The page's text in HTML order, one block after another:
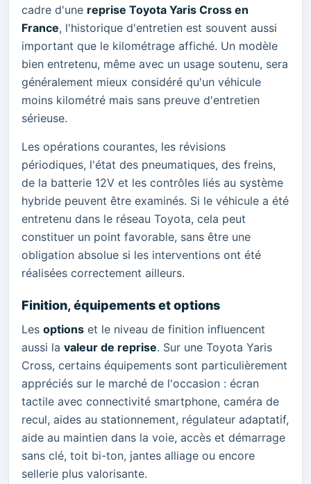
cadre d'une reprise Toyota Yaris Cross en
France, l'historique d'entretien est souvent aussi
important que le kilométrage affiché. Un modèle
bien entretenu, même avec un usage soutenu, sera
généralement mieux considéré qu'un véhicule
moins kilométré mais sans preuve d'entretien
sérieuse.
Les opérations courantes, les révisions
périodiques, l'état des pneumatiques, des freins,
de la batterie 12V et les contrôles liés au système
hybride peuvent être examinés. Si le véhicule a été
entretenu dans le réseau Toyota, cela peut
constituer un point favorable, sans être une
obligation absolue si les interventions ont été
réalisées correctement ailleurs.
Finition, équipements et options
Les options et le niveau de finition influencent
aussi la valeur de reprise. Sur une Toyota Yaris
Cross, certains équipements sont particulièrement
appréciés sur le marché de l'occasion : écran
tactile avec connectivité smartphone, caméra de
recul, aides au stationnement, régulateur adaptatif,
aide au maintien dans la voie, accès et démarrage
sans clé, toit bi-ton, jantes alliage ou encore
sellerie plus valorisante.